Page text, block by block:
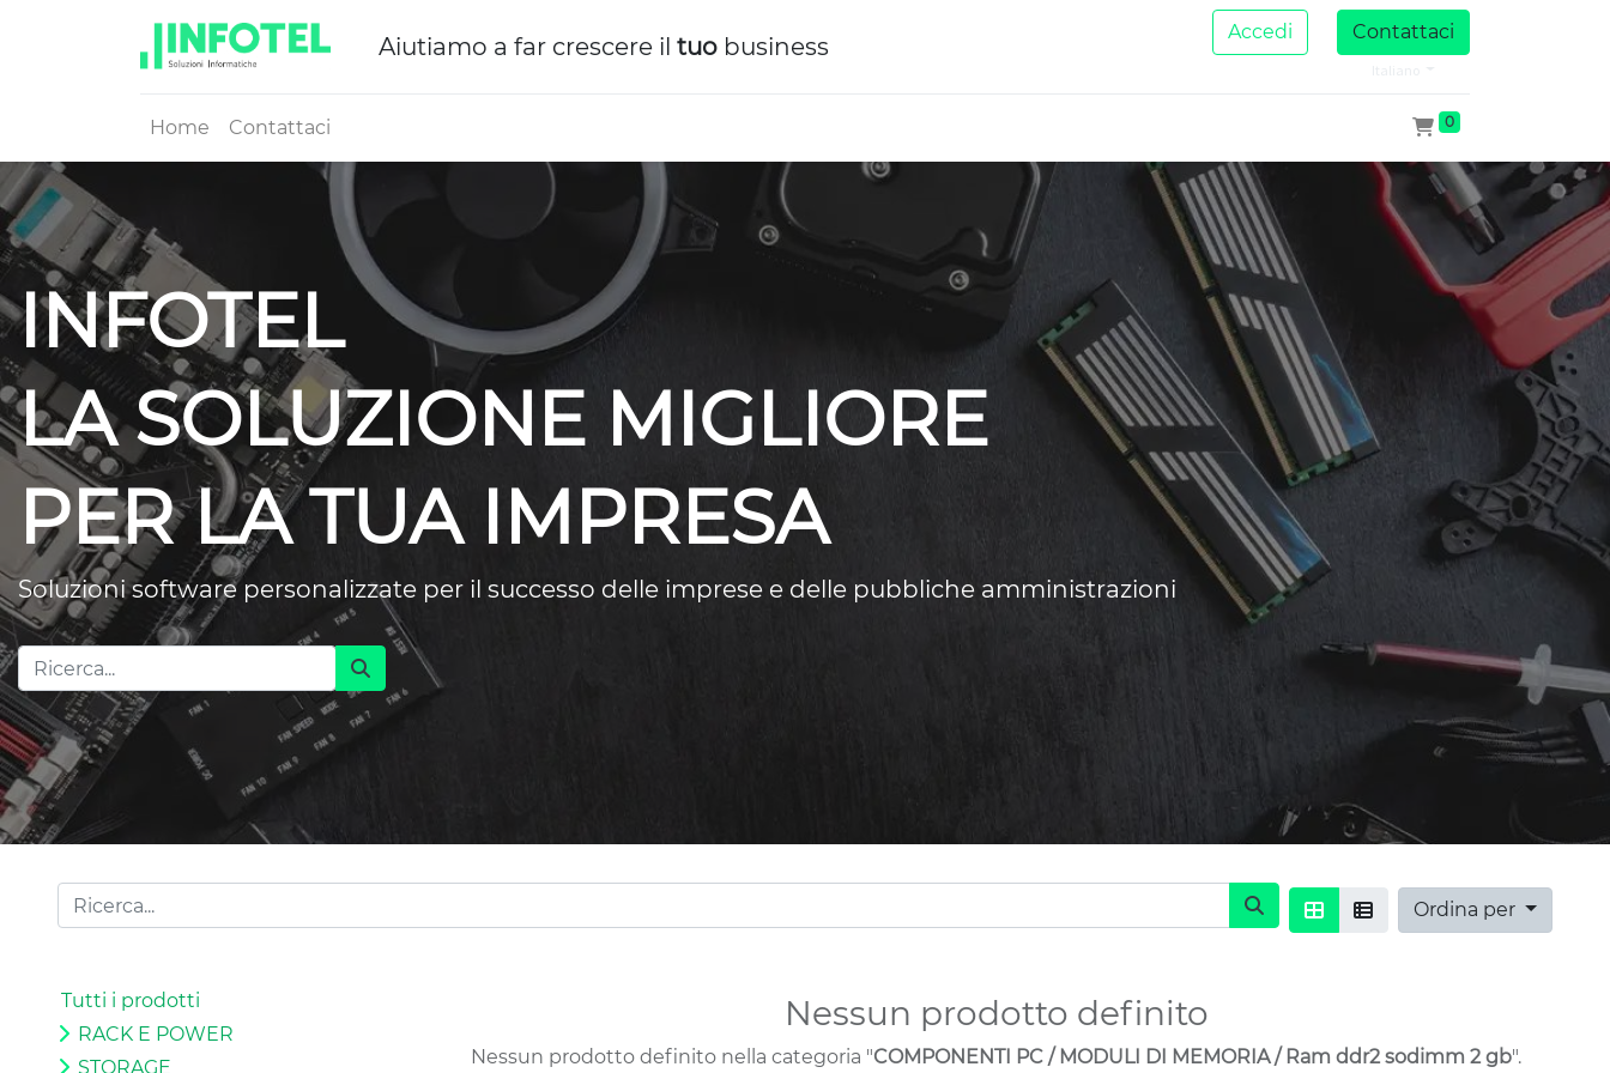
Aiutiamo a far crescere il tuo business
Accedi Contattaci
Home Contattaci 0
INFOTEL
LA SOLUZIONE MIGLIORE
PER LA TUA IMPRESA
Soluzioni software personalizzate per il successo delle imprese e delle pubbliche amministrazioni
Ordina per
Tutti i prodotti
RACK E POWER
STORAGE
Nessun prodotto definito
Nessun prodotto definito nella categoria "COMPONENTI PC / MODULI DI MEMORIA / Ram ddr2 sodimm 2 gb".